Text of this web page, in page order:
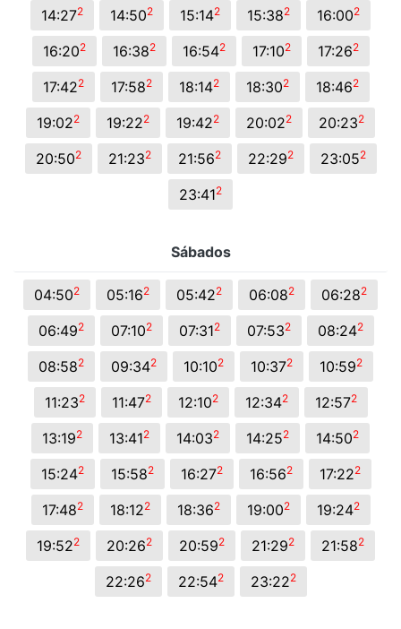
14:272 14:502 15:142 15:382 16:002
16:202 16:382 16:542 17:102 17:262
17:422 17:582 18:142 18:302 18:462
19:022 19:222 19:422 20:022 20:232
20:502 21:232 21:562 22:292 23:052
23:412
Sábados
04:502 05:162 05:422 06:082 06:282
06:492 07:102 07:312 07:532 08:242
08:582 09:342 10:102 10:372 10:592
11:232 11:472 12:102 12:342 12:572
13:192 13:412 14:032 14:252 14:502
15:242 15:582 16:272 16:562 17:222
17:482 18:122 18:362 19:002 19:242
19:522 20:262 20:592 21:292 21:582
22:262 22:542 23:222